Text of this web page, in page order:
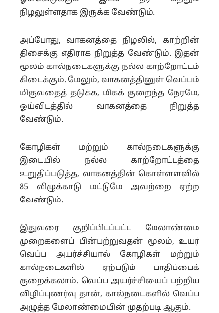
நிழலுள்ளதாக இருக்க வேண்டும்.
அப்போது, வாகனத்தை நிழலில், காற்றின்
திசைக்கு எதிராக நிறுத்த வேண்டும். இதன்
மூலம் கால்நடைகளுக்கு நல்ல காற்றோட்டம்
கிடைக்கும். மேலும், வாகனத்தினுள் வெப்பம்
மிகுவதைத் தடுக்க, மிகக் குறைந்த நேரமே,
ஓய்விடத்தில் வாகனத்தை நிறுத்த
வேண்டும்.
கோழிகள் மற்றும் கால்நடைகளுக்கு
இடையில் நல்ல காற்றோட்டத்தை
உறுதிப்படுத்த, வாகனத்தின் கொள்ளளவில்
85 விழுக்காடு மட்டுமே அவற்றை ஏற்ற
வேண்டும்.
இதுவரை குறிப்பிடப்பட்ட மேலாண்மை
முறைகளைப் பின்பற்றுவதன் மூலம், உயர்
வெப்ப அயர்ச்சியால் கோழிகள் மற்றும்
கால்நடைகளில் ஏற்படும் பாதிப்பைக்
குறைக்கலாம். வெப்ப அயர்ச்சியைப் பற்றிய
விழிப்புணர்வு தான், கால்நடைகளில் வெப்ப
அழுத்த மேலாண்மையின் முதற்படி ஆகும்.